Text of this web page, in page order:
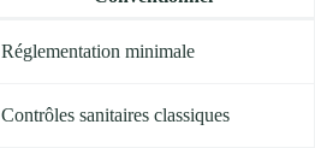
Réglementation minimale
Contrôles sanitaires classiques